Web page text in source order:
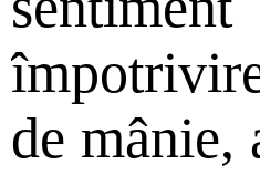
de mânie,